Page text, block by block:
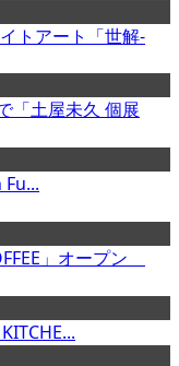
トアート「世解-
「土屋未久 個展
」オープン